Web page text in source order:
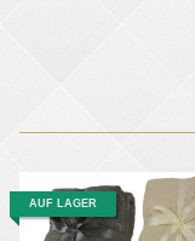
AUF LAGER